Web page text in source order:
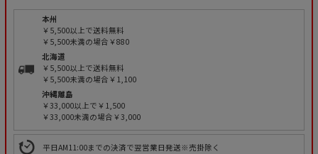
本州
￥5,500以上で送料無料
￥5,500未満の場合￥880
北海道
￥5,500以上で送料無料
￥5,500未満の場合￥1,100
沖縄離島
￥33,000以上で￥1,500
￥33,000未満の場合￥3,000
平日AM11:00までの決済で翌営業日発送※売掛除く